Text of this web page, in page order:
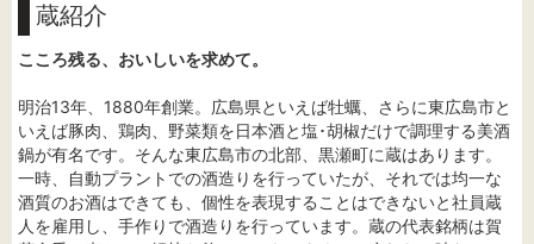
蔵紹介
こころ残る、おいしいを求めて。
明治13年、1880年創業。広島県といえば牡蠣、さらに東広島市と
いえば豚肉、鶏肉、野菜類を日本酒と塩･胡椒だけで調理する美酒
鍋が有名です。そんな東広島市の北部、黒瀬町に蔵はあります。
一時、自動プラントでの酒造りを行っていたが、それでは均一な
酒質のお酒はできても、個性を表現することはできないと社員蔵
人を雇用し、手作りで酒造りを行っています。蔵の代表銘柄は賀